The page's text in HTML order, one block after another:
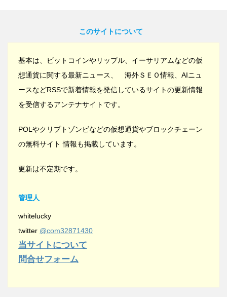
このサイトについて
基本は、ビットコインやリップル、イーサリアムなどの仮
想通貨に関する最新ニュース、 海外ＳＥＯ情報、AIニュ
ースなどRSSで新着情報を発信しているサイトの更新情報
を受信するアンテナサイトです。
POLやクリプトゾンビなどの仮想通貨やブロックチェーン
の無料サイト 情報も掲載しています。
更新は不定期です。
管理人
whitelucky
twitter @com32871430
当サイトについて
問合せフォーム